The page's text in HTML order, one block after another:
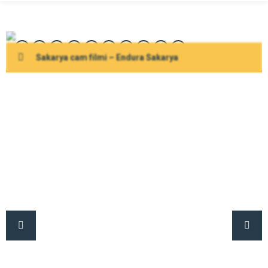
Sakarya cam filmi – Endura Sakarya